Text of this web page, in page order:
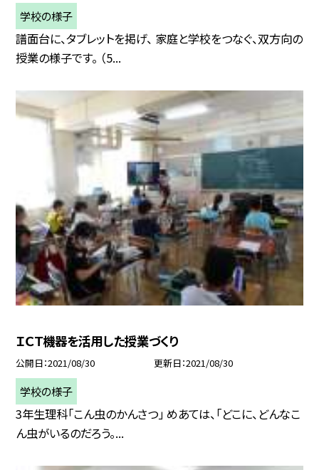
学校の様子
譜面台に、タブレットを掲げ、 家庭と学校をつなぐ、双方向の
授業の様子です。 （5...
ＩＣＴ機器を活用した授業づくり
公開日 2021/08/30 更新日 2021/08/30
学校の様子
3年生理科「こん虫のかんさつ」 めあては、「どこに、どんなこ
ん虫がいるのだろう。...